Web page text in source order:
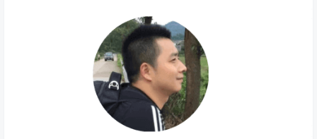
Docker 容器几乎可以在任意的平台上运行，包括物理机、
虚拟机、公有云、私有云、个人电脑、服务器等。
这种兼容性可以让用户把一个应用程序从一个平台直接迁